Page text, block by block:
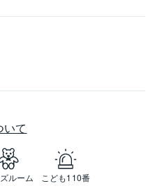
て
ルーム こども110番